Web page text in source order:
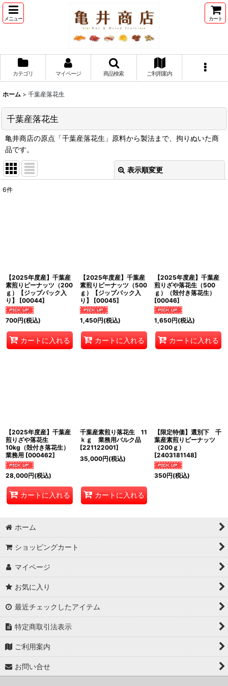
メニュー カート
カテゴリ マイページ 商品検索 ご利用案内
ホーム > 千葉産落花生
千葉産落花生
亀井商店の原点「千葉産落花生」原料から製法まで、拘りぬいた商
品です。
表示順変更
6件
【2025年度産】千葉産
素煎りピーナッツ（200
ｇ）【ジップパック入
り】
[00044]
700円(税込)
カートに入れる
【2025年度産】千葉産
素煎りピーナッツ（500
ｇ）【ジップパック入
り】
[00045]
1,450円(税込)
カートに入れる
【2025年度産】千葉産
煎りざや落花生（500
ｇ）（殻付き落花生）
[00046]
1,650円(税込)
カートに入れる
【2025年度産】千葉産
煎りざや落花生
10kg（殻付き落花生）
業務用 [000462]
28,000円(税込)
カートに入れる
千葉産素煎り落花生 11
ｋｇ 業務用バルク品
[221122001]
35,000円(税込)
カートに入れる
【限定特価】選別下 千
葉産素煎りピーナッツ
（200ｇ）
[2403181148]
350円(税込)
ホーム
ショッピングカート
マイページ
お気に入り
最近チェックしたアイテム
特定商取引法表示
ご利用案内
お問い合せ